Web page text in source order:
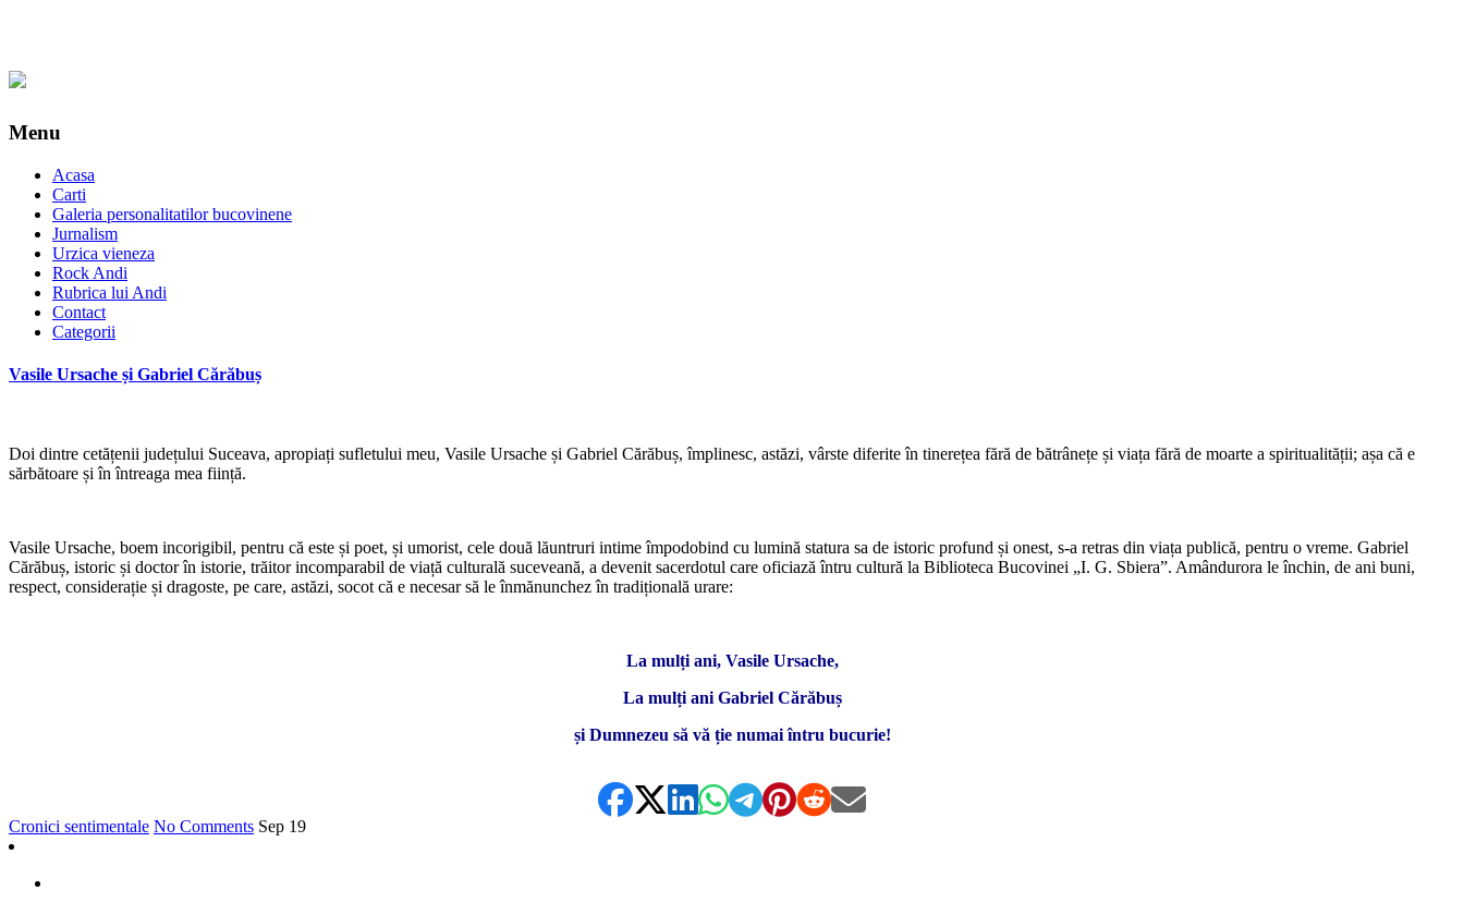
Menu
Acasa
Carti
Galeria personalitatilor bucovinene
Jurnalism
Urzica vieneza
Rock Andi
Rubrica lui Andi
Contact
Categorii
Vasile Ursache și Gabriel Cărăbuș
Doi dintre cetățenii județului Suceava, apropiați sufletului meu, Vasile Ursache și Gabriel Cărăbuș, împlinesc, astăzi, vârste diferite în tinerețea fără de bătrânețe și viața fără de moarte a spiritualității; așa că e
sărbătoare și în întreaga mea ființă.
Vasile Ursache, boem incorigibil, pentru că este și poet, și umorist, cele două lăuntruri intime împodobind cu lumină statura sa de istoric profund și onest, s-a retras din viața publică, pentru o vreme. Gabriel
Cărăbuș, istoric și doctor în istorie, trăitor incomparabil de viață culturală suceveană, a devenit sacerdotul care oficiază întru cultură la Biblioteca Bucovinei „I. G. Sbiera”. Amândurora le închin, de ani buni,
respect, considerație și dragoste, pe care, astăzi, socot că e necesar să le înmănunchez în tradițională urare:
La mulți ani, Vasile Ursache,
La mulți ani Gabriel Cărăbuș
și Dumnezeu să vă ție numai întru bucurie!
Cronici sentimentale No Comments Sep 19